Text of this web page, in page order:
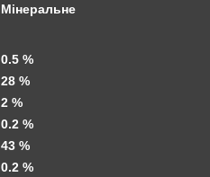
Мінеральне
0.5 %
28 %
2 %
0.2 %
43 %
0.2 %